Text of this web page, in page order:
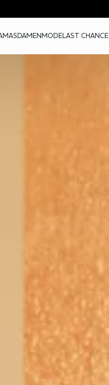
DAMENMODELAST CHANCE